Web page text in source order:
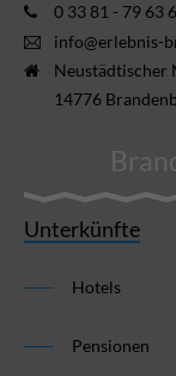
0 33 81 - 79 63
info@erlebnis-
Neustädtischer
14776
Unterkünfte
Hotels
Pensionen